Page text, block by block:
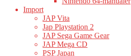
Import
JAP Vita
Jap Playstation 2
JAP Sega Game Gear
JAP Mega CD
PSP Japan